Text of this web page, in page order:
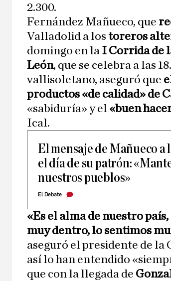
2.300.
Fernández Mañueco, que
Valladolid a los toreros
domingo en la I Corrida de
León, que se celebra a las
vallisoletano, aseguró que
productos «de calidad» de
«sabiduría» y el «buen
Ical.
El mensaje de Mañueco a
el día de su patrón:
nuestros pueblos»
El Debate
«Es el alma de nuestro
muy dentro, lo sentimos
aseguró el presidente de la
así lo han entendido
que con la llegada de